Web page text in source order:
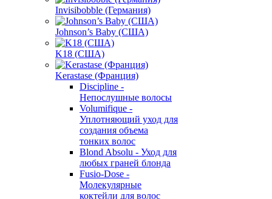
Invisibobble (Германия)
Johnson’s Baby (США)
K18 (США)
Kerastase (Франция)
Discipline -
Непослушные волосы
Volumifique -
Уплотняющий уход для
создания объема
тонких волос
Blond Absolu - Уход для
любых граней блонда
Fusio-Dose -
Молекулярные
коктейли для волос